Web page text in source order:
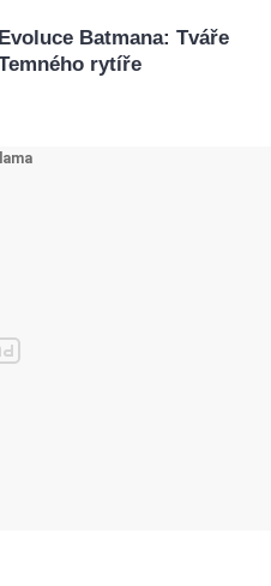
Evoluce Batmana: Tváře
rytíře